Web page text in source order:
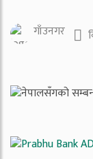
गाँउनगर